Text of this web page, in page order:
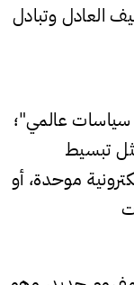
العادل وتبادل
سياسات عالمي"؛
تبسيط
موحدة، أو